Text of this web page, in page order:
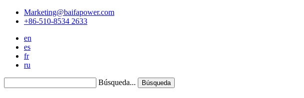
Marketing@baifapower.com
+86-510-8534 2633
en
es
fr
ru
Búsqueda... Búsqueda